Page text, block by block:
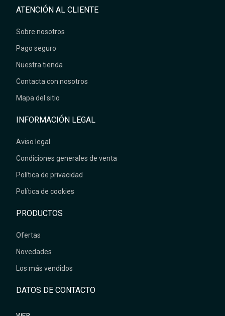
ATENCIÓN AL CLIENTE
Sobre nosotros
Pago seguro
Nuestra tienda
Contacta con nosotros
Mapa del sitio
INFORMACIÓN LEGAL
Aviso legal
Condiciones generales de venta
Política de privacidad
Política de cookies
PRODUCTOS
Ofertas
Novedades
Los más vendidos
DATOS DE CONTACTO